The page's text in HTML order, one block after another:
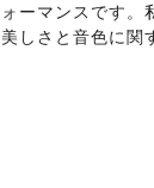
ーマンスです。
しさと音色に関